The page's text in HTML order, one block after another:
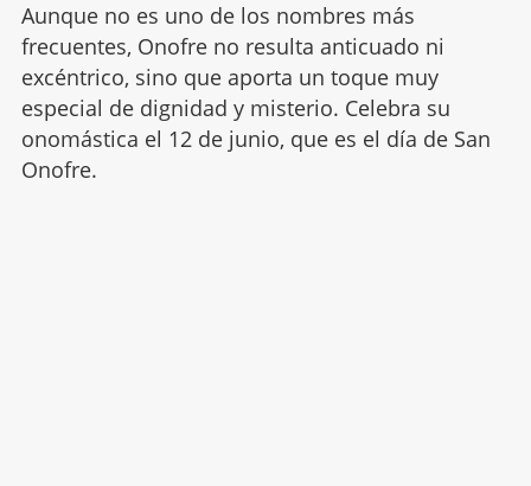
Aunque no es uno de los nombres más
frecuentes, Onofre no resulta anticuado ni
excéntrico, sino que aporta un toque muy
especial de dignidad y misterio. Celebra su
onomástica el 12 de junio, que es el día de San
Onofre.